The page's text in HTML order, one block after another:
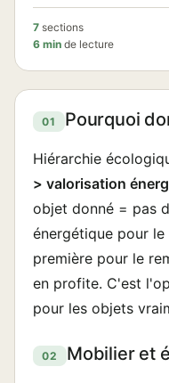
7 sections
6 min de lecture
01 Pourquoi
Hiérarchie
> valorisation
objet donné = pas
énergétique pour
première pour le
en profite. C'est
pour les objets
02 Mobilier et